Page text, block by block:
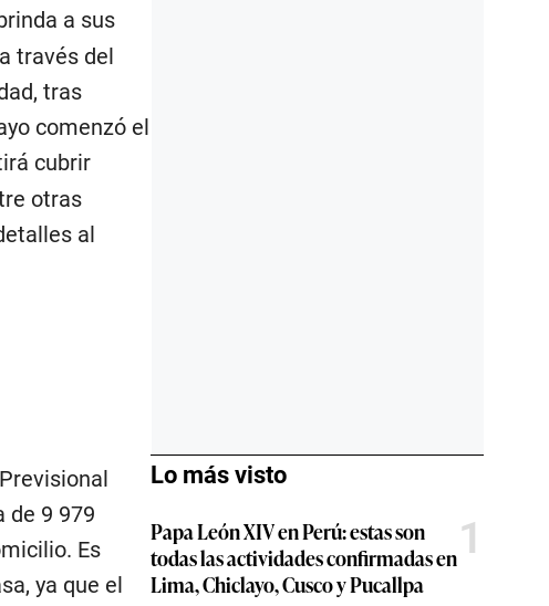
a sus
través del
tras
comenzó el
cubrir
otras
al
de 9 979
Es
ya que el
Lo más visto
Papa León XIV en Perú: estas son
todas las actividades confirmadas en
Lima, Chiclayo, Cusco y Pucallpa
1